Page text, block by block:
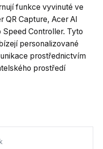
funkce vyvinuté ve
QR Capture, Acer AI
Speed Controller. Tyto
personalizované
prostřednictvím
prostředí